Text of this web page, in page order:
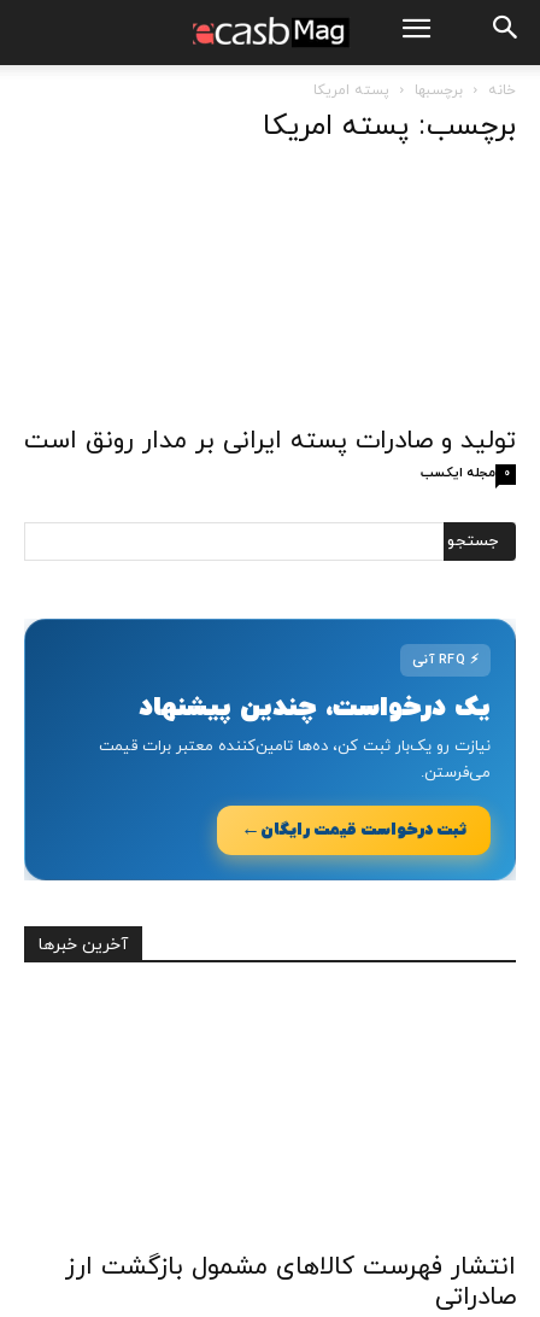
خانه برچسبها پسته امریکا
برچسب: پسته امریکا
تولید و صادرات پسته ایرانی بر مدار رونق است
مجله ایکسب 0
⚡
یک درخواست، چندین پیشنهاد
نیازت رو یک‌بار ثبت کن، ده‌ها تامین‌کننده معتبر برات قیمت
می‌فرستن.
ثبت درخواست قیمت رایگان ←
آخرین خبرها
انتشار فهرست کالاهای مشمول بازگشت ارز
صادراتی